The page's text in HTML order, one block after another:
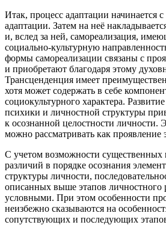
Итак, процесс адаптации начинается
адаптации. Затем на неё
и, вслед за ней, самореализация,
социально-культурную
формы самореализации связаны с
и приобретают благодаря этому
Трансценденция имеет
хотя может содержать в себе
социокультурного характера.
психики и личностной структуры
к осознанной целостности личности.
можно рассматривать как проявление
С учетом возможности
различий в порядке осознания
структуры личности,
описанных выше этапов личностного
условными. При этом особенности
неизбежно сказываются на
сопутствующих и последующих